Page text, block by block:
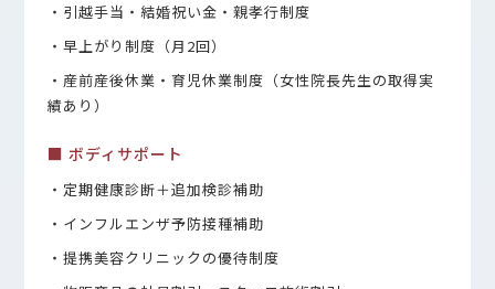
・引越手当・結婚祝い金・親孝行制度
・早上がり制度（月2回）
・産前産後休業・育児休業制度（女性院長先生の取得実
績あり）
■ ボディサポート
・定期健康診断＋追加検診補助
・インフルエンザ予防接種補助
・提携美容クリニックの優待制度